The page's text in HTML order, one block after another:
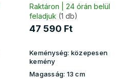
Raktáron | 24 órán belül
feladjuk (1 db)
47 590 Ft
Keménység: közepesen
kemény
Magasság: 13 cm